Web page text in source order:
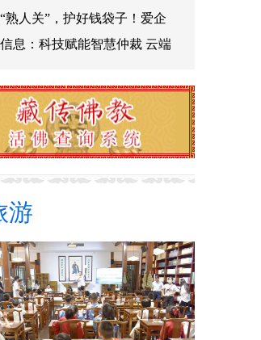
熟人关”，护好钱袋子！爱企
息：科技赋能智慧仲裁 云端
游